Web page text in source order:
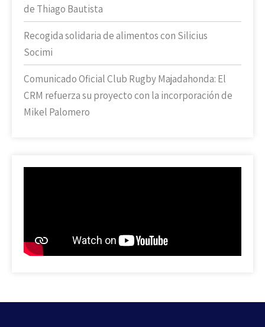
de Thiago Bautista
Recogida solidaria de alimentos con Silicius
Socimi
Comunicado Oficial Club Rugby Majadahonda: El
CRM refuerza su proyecto con la incorporación de
Mikel Palomero